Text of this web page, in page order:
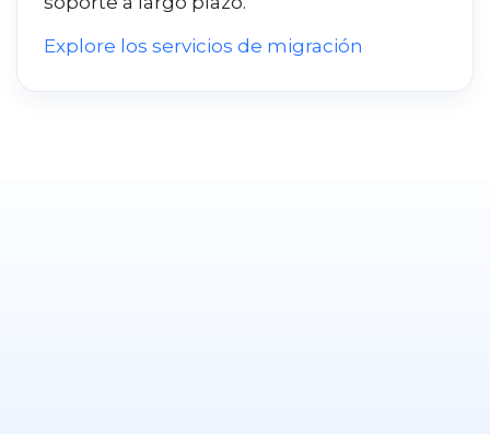
Explore los servicios de migración